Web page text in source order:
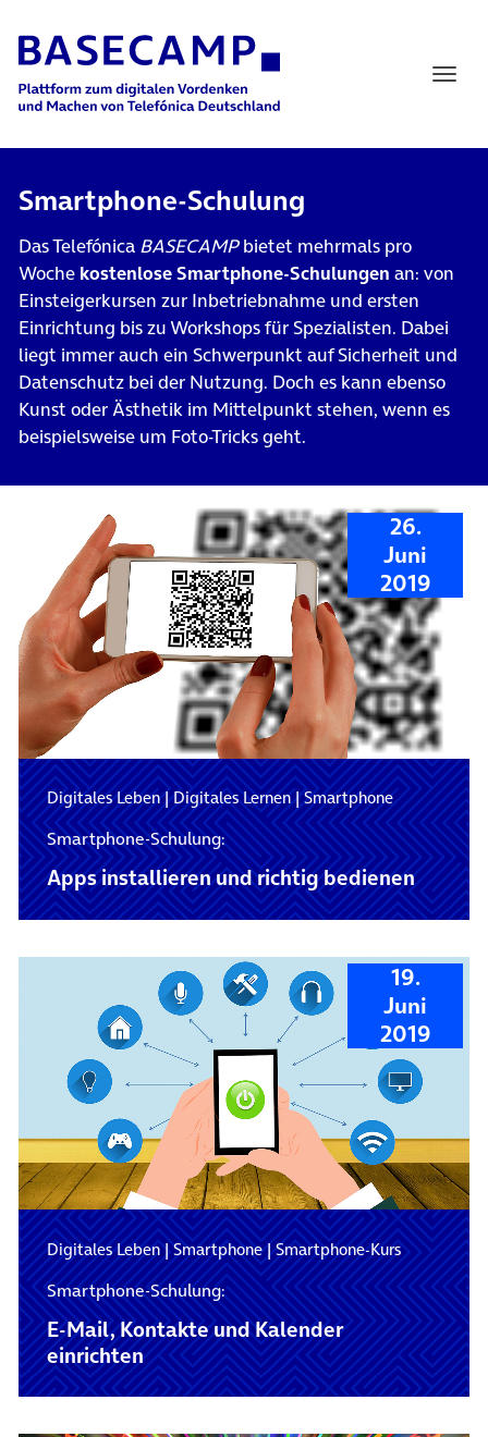
Main Navigation
Smartphone-Schulung
Das Telefónica BASECAMPbietet mehrmals pro
Woche kostenlose Smartphone-Schulungen an: von
Einsteigerkursen zur Inbetriebnahme und ersten
Einrichtung bis zu Workshops für Spezialisten. Dabei
liegt immer auch ein Schwerpunkt auf Sicherheit und
Datenschutz bei der Nutzung. Doch es kann ebenso
Kunst oder Ästhetik im Mittelpunkt stehen, wenn es
beispielsweise um Foto-Tricks geht.
26.
Juni
2019
Digitales Leben|Digitales Lernen|Smartphone
Smartphone-Schulung:
Apps installieren und richtig bedienen
19.
Juni
2019
Digitales Leben|Smartphone|Smartphone-Kurs
Smartphone-Schulung:
E-Mail, Kontakte und Kalender
einrichten